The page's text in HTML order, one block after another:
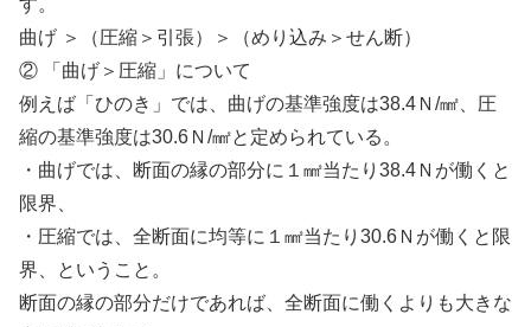
す。
曲げ ＞（圧縮＞引張）＞（めり込み＞せん断）
② 「曲げ＞圧縮」について
例えば「ひのき」では、曲げの基準強度は38.4Ｎ/㎟、圧
縮の基準強度は30.6Ｎ/㎟と定められている。
・曲げでは、断面の縁の部分に１㎟当たり38.4Ｎが働くと
限界、
・圧縮では、全断面に均等に１㎟当たり30.6Ｎが働くと限
界、ということ。
断面の縁の部分だけであれば、全断面に働くよりも大きな